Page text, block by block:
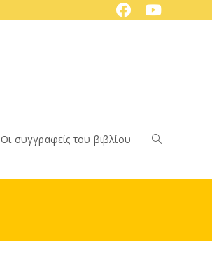
Οι συγγραφείς του βιβλίου Toggle